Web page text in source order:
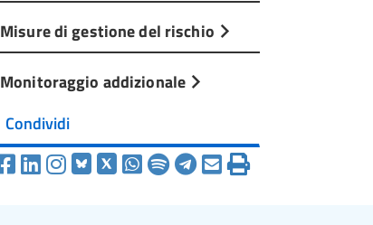
Misure di gestione del rischio
Monitoraggio addizionale
Condividi